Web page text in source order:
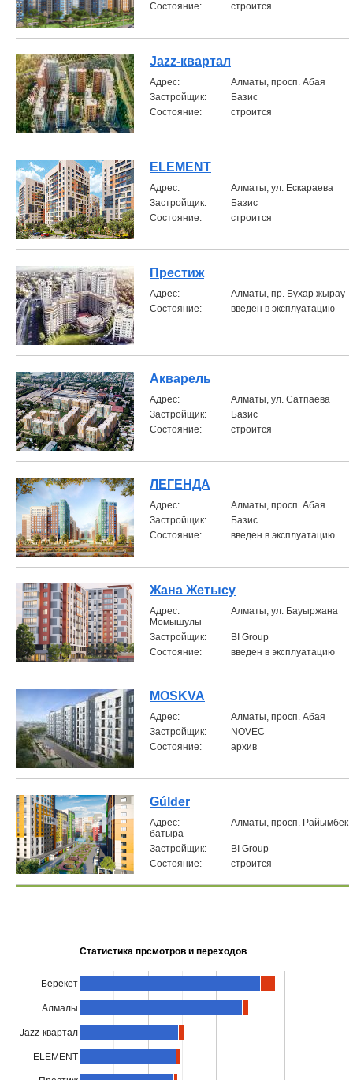
Состояние:
строится
Jazz-квартал
Aдрес:
Алматы, просп. Абая
Застройщик:
Базис
Состояние:
строится
ELEMENT
Aдрес:
Алматы, ул. Ескараева
Застройщик:
Базис
Состояние:
строится
Престиж
Aдрес:
Алматы, пр. Бухар жырау
Состояние:
введен в эксплуатацию
Акварель
Aдрес:
Алматы, ул. Сатпаева
Застройщик:
Базис
Состояние:
строится
ЛЕГЕНДА
Aдрес:
Алматы, просп. Абая
Застройщик:
Базис
Состояние:
введен в эксплуатацию
Жана Жетысу
Aдрес:
Алматы, ул. Бауыржана
Момышулы
Застройщик:
BI Group
Состояние:
введен в эксплуатацию
MOSKVA
Aдрес:
Алматы, просп. Абая
Застройщик:
NOVEC
Состояние:
архив
Gúlder
Aдрес:
Алматы, просп. Райымбек
батыра
Застройщик:
BI Group
Состояние:
строится
Статистика прсмотров и переходов
Берекет
Алмалы
Jazz-квартал
ELEMENT